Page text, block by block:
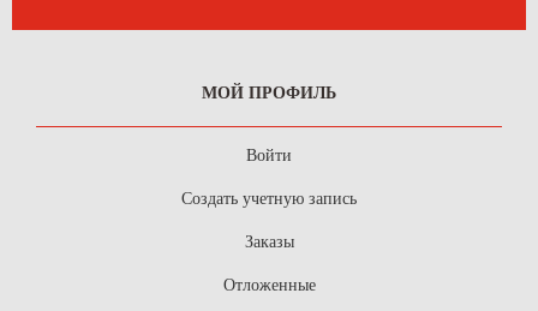
МОЙ ПРОФИЛЬ
Войти
Создать учетную запись
Заказы
Отложенные